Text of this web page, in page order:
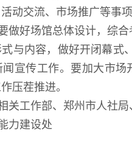
动交流、市场推广等事
做好场馆总体设计，综
与内容，做好开闭幕式
宣传工作。要加大市
压茬推进。
关工作部、郑州市人社
力建设处